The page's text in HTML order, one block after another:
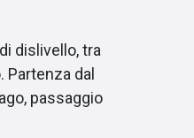
dislivello, tra
Partenza dal
passaggio